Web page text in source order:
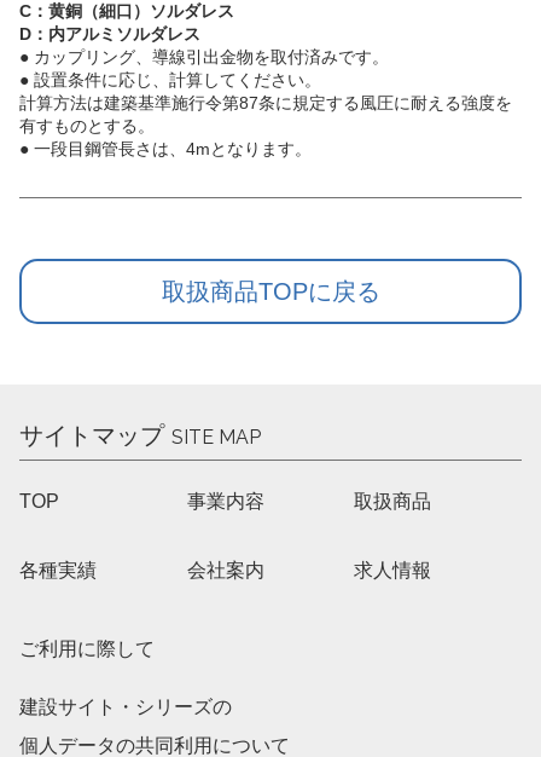
C：黄銅（細口）ソルダレス
D：内アルミソルダレス
● カップリング、導線引出金物を取付済みです。
● 設置条件に応じ、計算してください。
計算方法は建築基準施行令第87条に規定する風圧に耐える強度を
有すものとする。
● 一段目鋼管長さは、4mとなります。
取扱商品TOPに戻る
サイトマップ SITE MAP
TOP 事業内容 取扱商品
各種実績 会社案内 求人情報
ご利用に際して
建設サイト・シリーズの
個人データの共同利用について